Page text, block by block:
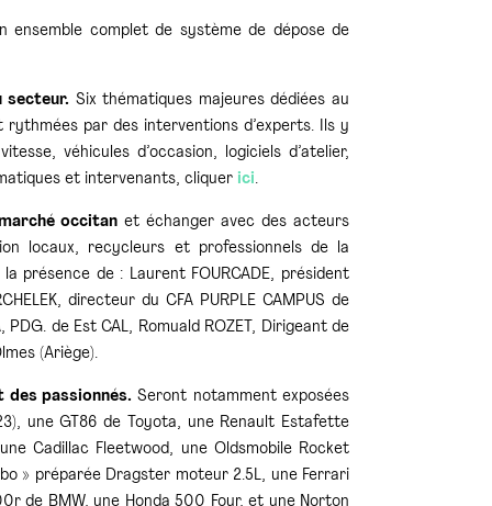
ensemble complet de système de dépose de
secteur. Six thématiques majeures dédiées au
par des interventions d’experts. Ils y
véhicules d’occasion, logiciels d’atelier,
et intervenants, cliquer ici.
occitanet échanger avec des acteurs
locaux, recycleurs et professionnels de la
présence de : Laurent FOURCADE, président
directeur du CFA PURPLE CAMPUS de
de Est CAL, Romuald ROZET, Dirigeant de
(Ariège).
des passionnés. Seront notamment exposées
une GT86 de Toyota, une Renault Estafette
Cadillac Fleetwood, une Oldsmobile Rocket
» préparée Dragster moteur 2.5L, une Ferrari
de BMW, une Honda 500 Four, et une Norton